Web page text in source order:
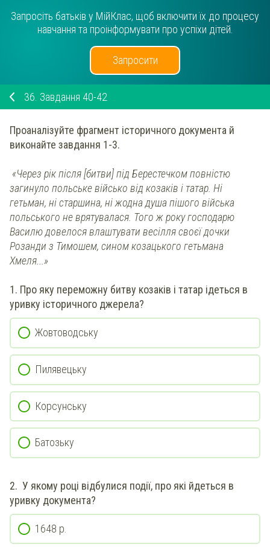
Запросіть батьків у МійКлас, щоб включити їх до процесу
навчання та проінформувати про успіхи дітей.
Запросити
36. Завдання 40-42
Проаналізуйте фрагмент історичного документа й
виконайте завдання 1-3.
«Через рік після [битви] під Берестечком повністю
загинуло польське військо від козаків і татар. Ні
гетьман, ні старшина, ні жодна душа пішого війська
польського не врятувалася. Того ж року господарю
Василю довелося влаштувати весілля своєї дочки
Розанди з Тимошем, сином козацького гетьмана
Хмеля...»
1. Про яку переможну битву козаків і татар ідеться в
уривку історичного джерела?
Жовтоводську
Пилявецьку
Корсунську
Батозьку
2. У якому році відбулися події, про які йдеться в
уривку документа?
1648 р.